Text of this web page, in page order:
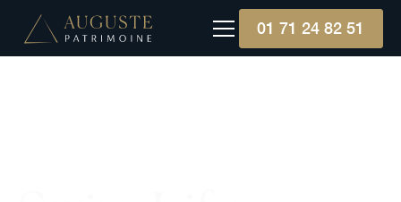
01 71 24 82 51